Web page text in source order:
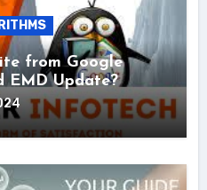
from Google
EMD Update?